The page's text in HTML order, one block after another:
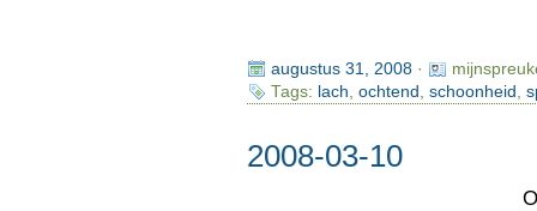
augustus 31, 2008·
Tags: lach ochtend schoonheid
2008-03-10